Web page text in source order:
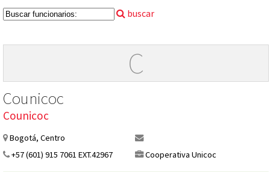
buscar
C
Counicoc
Counicoc
Bogotá, Centro
+57 (601) 915 7061 EXT.42967
Cooperativa Unicoc